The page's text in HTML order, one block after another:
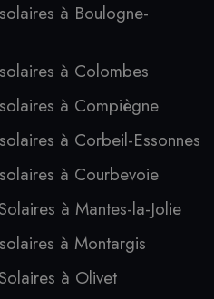
à Boulogne-
à Colombes
à Compiègne
à Corbeil-Essonnes
à Courbevoie
à Mantes-la-Jolie
à Montargis
à Olivet